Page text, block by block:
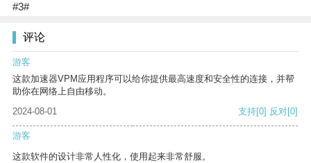
#3#
评论
游客
这款加速器VPM应用程序可以给你提供最高速度和安全性的连接，并帮
助你在网络上自由移动。
2024-08-01
支持[0] 反对[0]
游客
这款软件的设计非常人性化，使用起来非常舒服。